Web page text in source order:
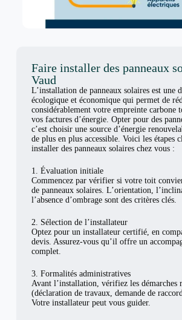
Faire installer des panneaux
Vaud
L’installation de panneaux solaires est une
écologique et économique qui permet de
considérablement votre empreinte carbone
vos factures d’énergie. Opter pour des
c’est choisir une source d’énergie
de plus en plus accessible. Voici les étapes
installer des panneaux solaires chez vous :
1. Évaluation initiale
Commencez par vérifier si votre toit
de panneaux solaires. L’orientation,
l’absence d’ombrage sont des critères clés.
2. Sélection de l’installateur
Optez pour un installateur certifié, en
devis. Assurez-vous qu’il offre un
complet.
3. Formalités administratives
Avant l’installation, vérifiez les démarches
(déclaration de travaux, demande de
Votre installateur peut vous guider.